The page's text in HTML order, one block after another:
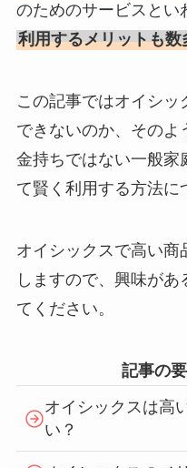
のためのサービスとい
利用するメリットも
この記事ではオイシッ
できないのか、そのよ
金持ちではない一般家
て賢く利用する方法に
オイシックスで高い商
しますので、興味が
てください。
記事の
オイシックスは高
い？